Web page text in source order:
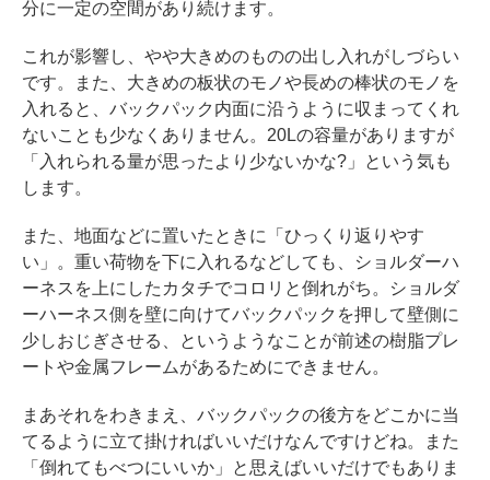
分に一定の空間があり続けます。
これが影響し、やや大きめのものの出し入れがしづらい
です。また、大きめの板状のモノや長めの棒状のモノを
入れると、バックパック内面に沿うように収まってくれ
ないことも少なくありません。20Lの容量がありますが
「入れられる量が思ったより少ないかな?」という気も
します。
また、地面などに置いたときに「ひっくり返りやす
い」。重い荷物を下に入れるなどしても、ショルダーハ
ーネスを上にしたカタチでコロリと倒れがち。ショルダ
ーハーネス側を壁に向けてバックパックを押して壁側に
少しおじぎさせる、というようなことが前述の樹脂プレ
ートや金属フレームがあるためにできません。
まあそれをわきまえ、バックパックの後方をどこかに当
てるように立て掛ければいいだけなんですけどね。また
「倒れてもべつにいいか」と思えばいいだけでもありま